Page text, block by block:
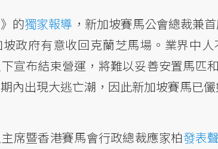
的獨家報導 ，新加坡賽馬公會總裁兼
政府有意收回克蘭芝馬場。業界中
宣布結束營運，將難以妥善安置馬匹
內出現大逃亡潮，因此新加坡賽馬已儼
席暨香港賽馬會行政總裁應家柏發表